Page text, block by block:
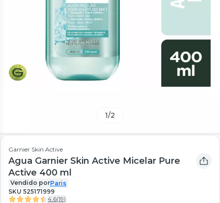
1/2
Garnier Skin Active
Agua Garnier Skin Active Micelar Pure
Active 400 ml
Vendido porParis
SKU 525171999
4.6(19)